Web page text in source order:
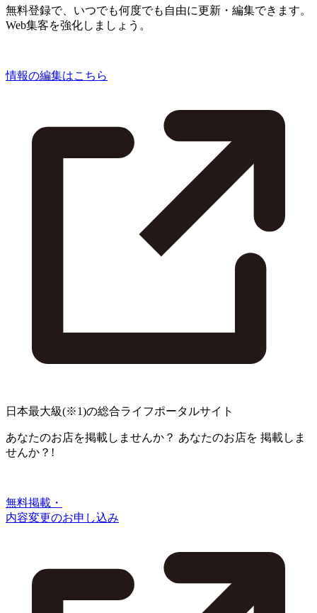
無料登録で、いつでも何度でも自由に更新・編集できます。
Web集客を強化しましょう。
情報の編集はこちら
日本最大級(※1)の総合ライフポータルサイト
あなたのお店を掲載しませんか？ あなたのお店を 掲載しま
せんか？!
無料掲載・
内容変更のお申し込み